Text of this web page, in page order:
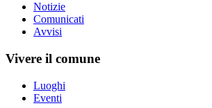
Notizie
Comunicati
Avvisi
Vivere il comune
Luoghi
Eventi